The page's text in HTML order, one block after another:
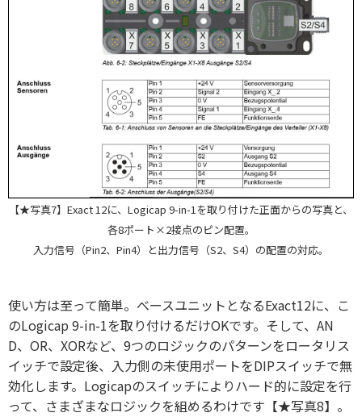
【★写真7】Exact 12に、Logicap 9-in-1を取り付けた正面からの写真と、
各8ポート×2接点のピン配置。
入力信号（Pin2、Pin4）と出力信号（S2、S4）の配置の対応。
使い方は至って簡単。べースユニットとなるExact12に、こ
のLogicap 9-in-1を取り付けるだけOKです。そして、AN
D、OR、XORなど、9つのロジックのパターンをロータリス
イッチで設定後、入力側の未使用ポートをDIPスイッチで無
効化します。Logicapのスイッチによりハード的に設定を行
って、さまざまなロジックを組めるわけです【★写真8】。